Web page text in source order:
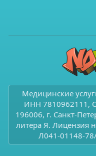
Медицинские
ИНН 7810962111,
196006, г. Санкт-
литера Я. Лицензия
Л041-01148-